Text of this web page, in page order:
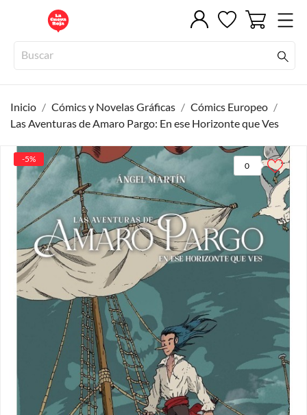
Inicio Cómics y Novelas Gráficas
Cómics Europeo
Las Aventuras de Amaro Pargo: En ese Horizonte que Ves
0
-5%